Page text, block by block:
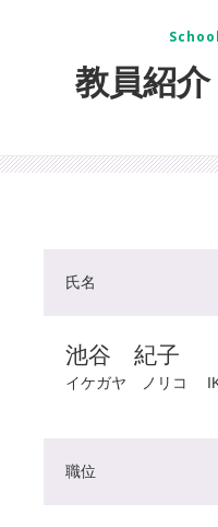
教員紹
氏名
池谷 紀子
イケガヤ ノリコ
職位